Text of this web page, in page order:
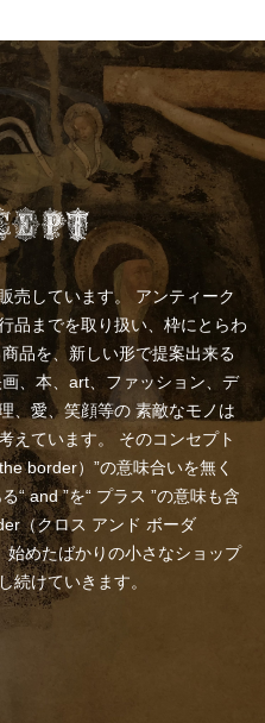
売しています。
アンティーク
品までを取り扱い、枠にとらわ
品を、新しい形で提案出来る
、本、art、ファッション、デ
、愛、笑顔等の 素敵なモノは
えています。
そのコンセプト
border）”の意味合いを無く
“ and ”を“ プラス ”の意味も含
（クロス アンド ボーダ
始めたばかりの小さなショップ
続けていきます。